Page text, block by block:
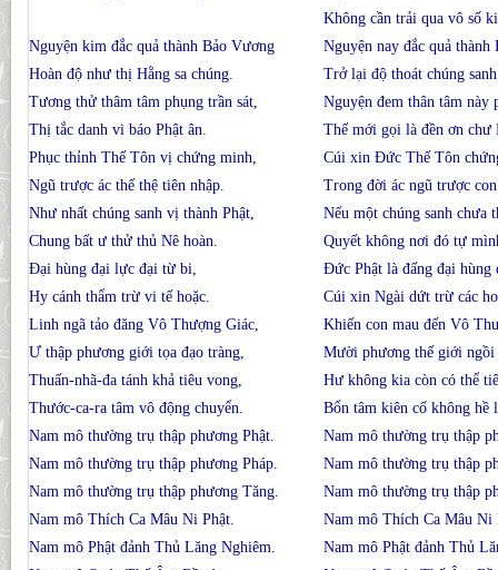
Không cần trải qua vô số
Nguyện kim đắc quả thành Bảo Vương
Hoàn độ như thị Hằng sa chúng.
Tương thử thâm tâm phụng trần sát,
Thị tắc danh vi báo Phật ân.
Nguyện nay đắc quả thành
Trở lại độ thoát chúng
Nguyện đem thân tâm này
Thế mới gọi là đền ơn chư
Phục thỉnh Thế Tôn vị chứng minh,
Ngũ trược ác thế thệ tiên nhập.
Như nhất chúng sanh vị thành Phật,
Chung bất ư thử thủ Nê hoàn.
Cúi xin Ðức Thế Tôn
Trong đời ác ngũ trược
Nếu một chúng sanh chưa
Quyết không nơi đó tự
Ðại hùng đại lực đại từ bi,
Hy cánh thẩm trừ vi tế hoặc.
Linh ngã tảo đăng Vô Thượng Giác,
Ư thập phương giới tọa đạo tràng,
Ðức Phật là đấng đại
Cúi xin Ngài dứt trừ các
Khiến con mau đến Vô
Mười phương thế giới ngồi
Thuấn-nhã-đa tánh khả tiêu vong,
Thước-ca-ra tâm vô động chuyển.
Hư không kia còn có thể
Bổn tâm kiên cố không hề
Nam mô thường trụ thập phương Phật.
Nam mô thường trụ thập phương Pháp.
Nam mô thường trụ thập phương Tăng.
Nam mô Thích Ca Mâu Ni Phật.
Nam mô Phật đảnh Thủ Lăng Nghiêm.
Nam mô thường trụ thập
Nam mô thường trụ thập
Nam mô thường trụ thập
Nam mô Thích Ca Mâu Ni
Nam mô Phật đảnh Thủ